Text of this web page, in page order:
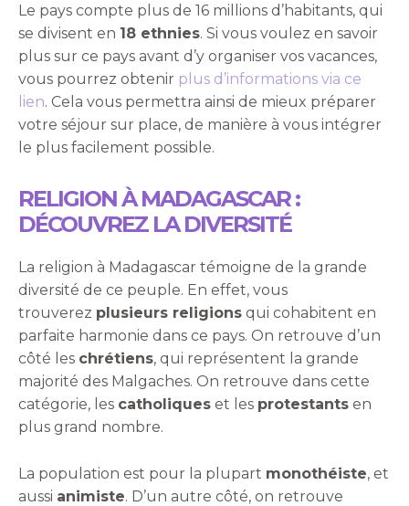
Le pays compte plus de 16 millions d’habitants, qui
se divisent en 18 ethnies. Si vous voulez en savoir
plus sur ce pays avant d’y organiser vos vacances,
vous pourrez obtenir plus d’informations via ce
lien. Cela vous permettra ainsi de mieux préparer
votre séjour sur place, de manière à vous intégrer
le plus facilement possible.
RELIGION À MADAGASCAR :
DÉCOUVREZ LA DIVERSITÉ
La religion à Madagascar témoigne de la grande
diversité de ce peuple. En effet, vous
trouverez plusieurs religions qui cohabitent en
parfaite harmonie dans ce pays. On retrouve d’un
côté les chrétiens, qui représentent la grande
majorité des Malgaches. On retrouve dans cette
catégorie, les catholiques et les protestants en
plus grand nombre.
La population est pour la plupart monothéiste, et
aussi animiste. D’un autre côté, on retrouve